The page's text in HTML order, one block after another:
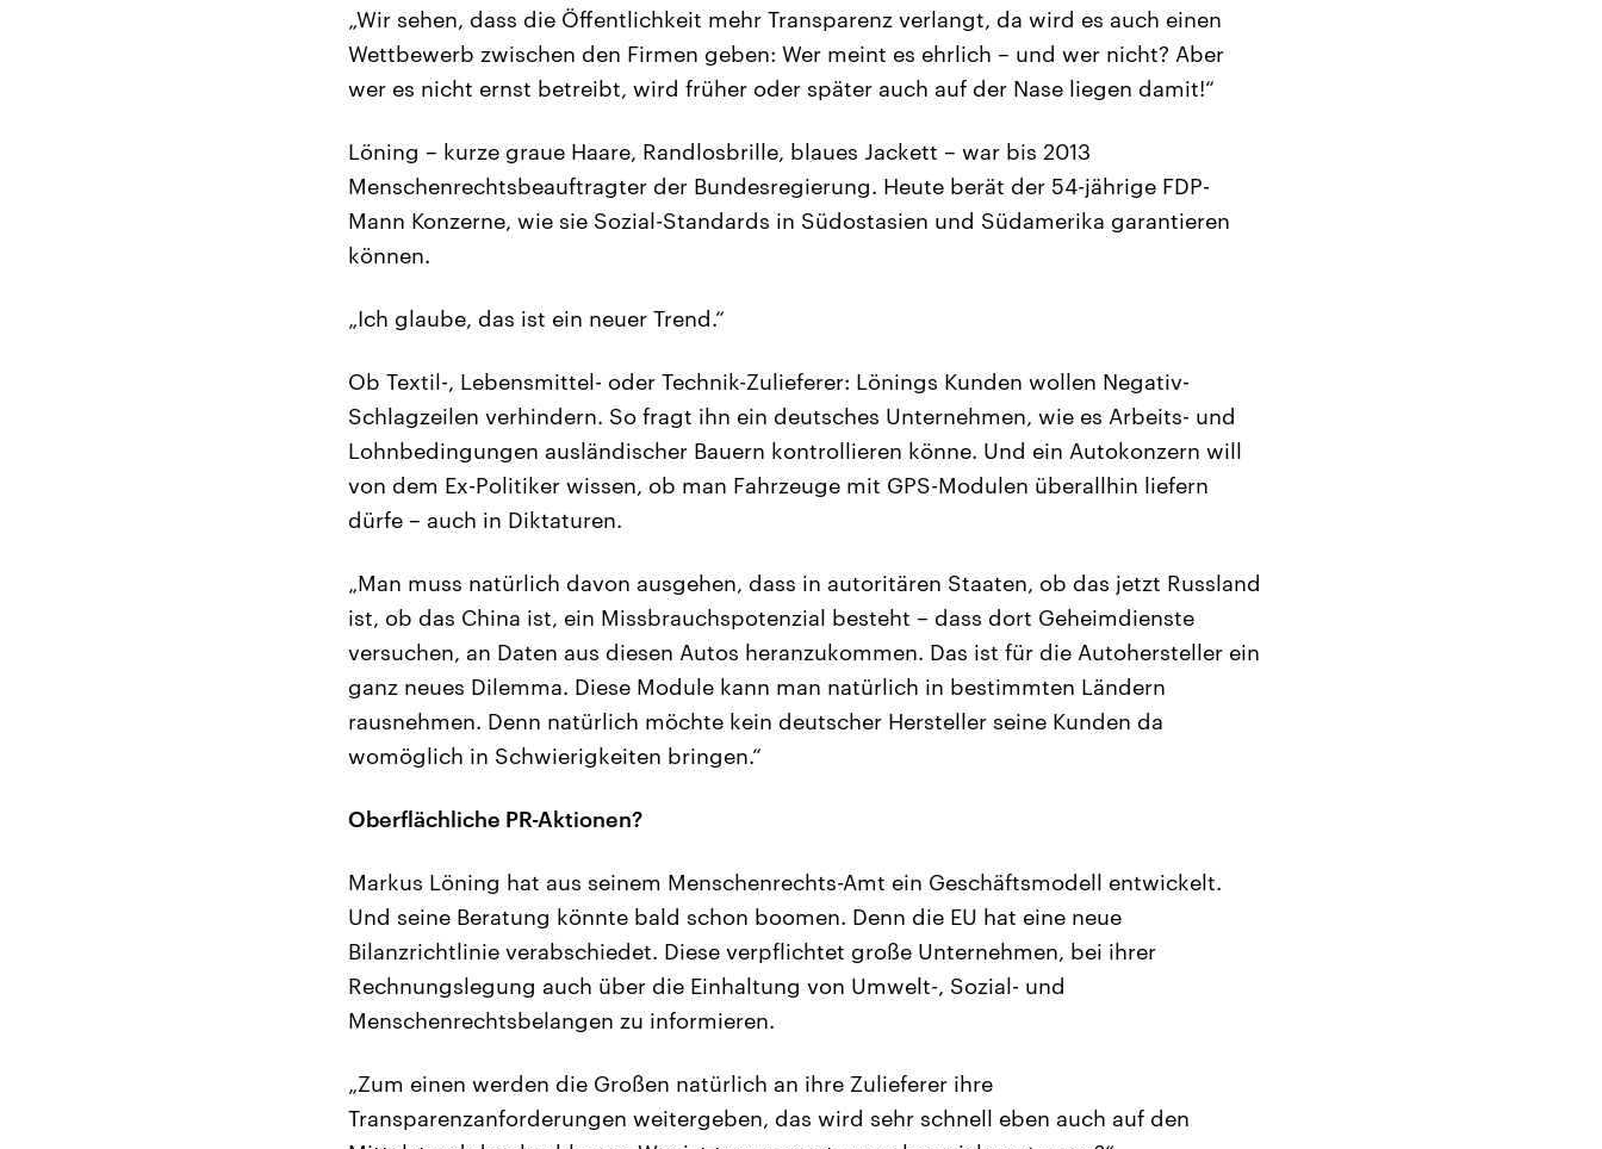
„Wir sehen, dass die Öffentlichkeit mehr Transparenz verlangt, da wird es auch einen
Wettbewerb zwischen den Firmen geben: Wer meint es ehrlich – und wer nicht? Aber
wer es nicht ernst betreibt, wird früher oder später auch auf der Nase liegen damit!“
Löning – kurze graue Haare, Randlosbrille, blaues Jackett – war bis 2013
Menschenrechtsbeauftragter der Bundesregierung. Heute berät der 54-jährige FDP-
Mann Konzerne, wie sie Sozial-Standards in Südostasien und Südamerika garantieren
können.
„Ich glaube, das ist ein neuer Trend.“
Ob Textil-, Lebensmittel- oder Technik-Zulieferer: Lönings Kunden wollen Negativ-
Schlagzeilen verhindern. So fragt ihn ein deutsches Unternehmen, wie es Arbeits- und
Lohnbedingungen ausländischer Bauern kontrollieren könne. Und ein Autokonzern will
von dem Ex-Politiker wissen, ob man Fahrzeuge mit GPS-Modulen überallhin liefern
dürfe – auch in Diktaturen.
„Man muss natürlich davon ausgehen, dass in autoritären Staaten, ob das jetzt Russland
ist, ob das China ist, ein Missbrauchspotenzial besteht – dass dort Geheimdienste
versuchen, an Daten aus diesen Autos heranzukommen. Das ist für die Autohersteller ein
ganz neues Dilemma. Diese Module kann man natürlich in bestimmten Ländern
rausnehmen. Denn natürlich möchte kein deutscher Hersteller seine Kunden da
womöglich in Schwierigkeiten bringen.“
Oberflächliche PR-Aktionen?
Markus Löning hat aus seinem Menschenrechts-Amt ein Geschäftsmodell entwickelt.
Und seine Beratung könnte bald schon boomen. Denn die EU hat eine neue
Bilanzrichtlinie verabschiedet. Diese verpflichtet große Unternehmen, bei ihrer
Rechnungslegung auch über die Einhaltung von Umwelt-, Sozial- und
Menschenrechtsbelangen zu informieren.
„Zum einen werden die Großen natürlich an ihre Zulieferer ihre
Transparenzanforderungen weitergeben, das wird sehr schnell eben auch auf den